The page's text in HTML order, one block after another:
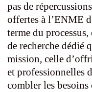
pas de
offertes à l’ENME
terme du
de recherche dédié
mission, celle
et professionnelles
combler les